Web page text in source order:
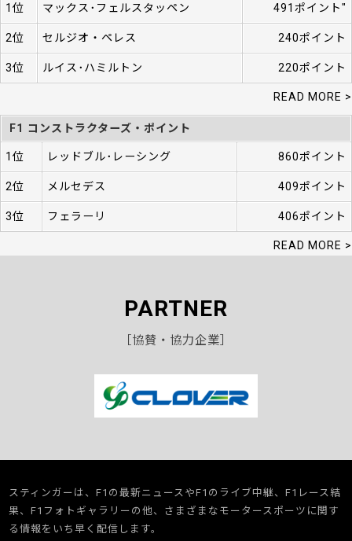
1位 マックス･フェルスタッペン 491ポイント"
2位 セルジオ・ペレス 240ポイント
3位 ルイス･ハミルトン 220ポイント
READ MORE >
F1 コンストラクターズ・ポイント
1位 レッドブル･レーシング 860ポイント
2位 メルセデス 409ポイント
3位 フェラーリ 406ポイント
READ MORE >
PARTNER
［協賛・協力企業］
スティンガーは、F1の最新ニュースやF1のライブ中継、F1レース結
果、F1フォトギャラリーの他、さまざまなモータースポーツに関す
る情報をいち早く配信します。